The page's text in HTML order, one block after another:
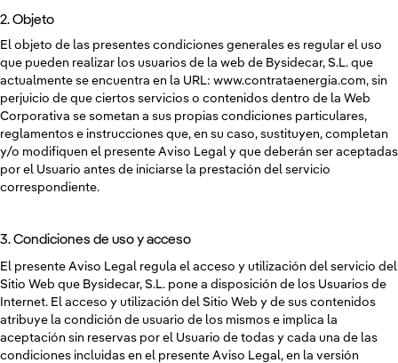
2. Objeto
El objeto de las presentes condiciones generales es regular el uso
que pueden realizar los usuarios de la web de Bysidecar, S.L. que
actualmente se encuentra en la URL: www.contrataenergia.com, sin
perjuicio de que ciertos servicios o contenidos dentro de la Web
Corporativa se sometan a sus propias condiciones particulares,
reglamentos e instrucciones que, en su caso, sustituyen, completan
y/o modifiquen el presente Aviso Legal y que deberán ser aceptadas
por el Usuario antes de iniciarse la prestación del servicio
correspondiente.
3. Condiciones de uso y acceso
El presente Aviso Legal regula el acceso y utilización del servicio del
Sitio Web que Bysidecar, S.L. pone a disposición de los Usuarios de
Internet. El acceso y utilización del Sitio Web y de sus contenidos
atribuye la condición de usuario de los mismos e implica la
aceptación sin reservas por el Usuario de todas y cada una de las
condiciones incluidas en el presente Aviso Legal, en la versión